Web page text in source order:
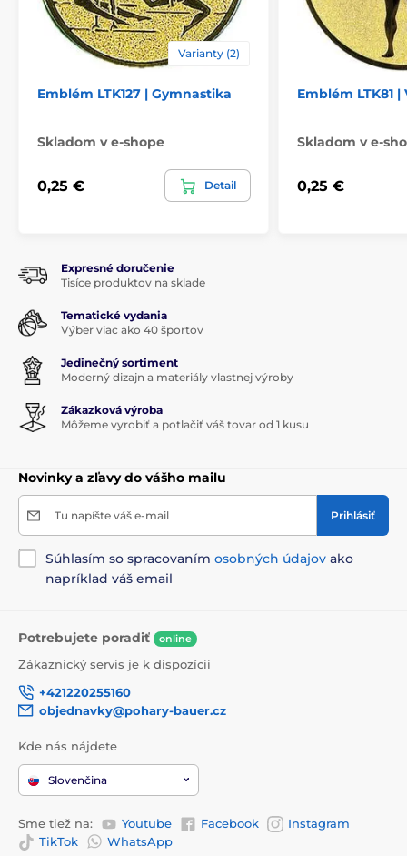
Varianty (2)
Emblém LTK127 | Gymnastika
Skladom v e-shope
0,25 € Detail
Emblém LTK81
Skladom v e-
0,25 €
Expresné doručenie
Tisíce produktov na sklade
Tematické vydania
Výber viac ako 40 športov
Jedinečný sortiment
Moderný dizajn a materiály vlastnej výroby
Zákazková výroba
Môžeme vyrobiť a potlačiť váš tovar od 1 kusu
Novinky a zľavy do vášho mailu
Tu napíšte váš e-mail Prihlásiť
Súhlasím so spracovaním osobných údajov ako
napríklad váš email
Potrebujete poradiť online
Zákaznický servis je k dispozícii
+421220255160
objednavky@pohary-bauer.cz
Kde nás nájdete
Slovenčina
Sme tiež na: Youtube Facebook
Instagram
TikTok
WhatsApp